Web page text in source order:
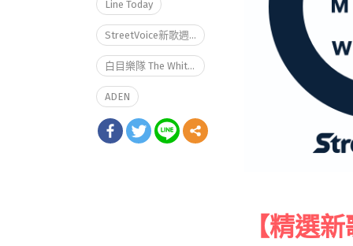
【精選
Line Today
StreetVoice新歌週報
白目樂隊 The White Eyes
ADEN